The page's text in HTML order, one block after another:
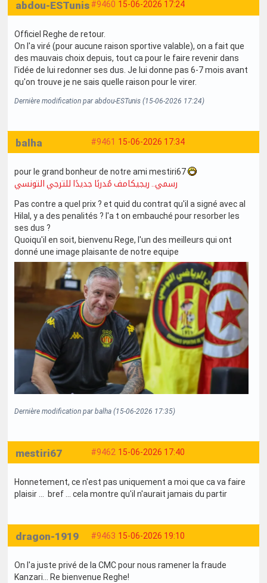
#9460 15-06-2026 17:24
abdou-ESTunis
Officiel Reghe de retour.
On l'a viré (pour aucune raison sportive valable), on a fait que
des mauvais choix depuis, tout ca pour le faire revenir dans
l'idée de lui redonner ses dus. Je lui donne pas 6-7 mois avant
qu'on trouve je ne sais quelle raison pour le virer.
Dernière modification par abdou-ESTunis (15-06-2026 17:24)
#9461 15-06-2026 17:34
balha
pour le grand bonheur de notre ami mestiri67
رسمي.. ريجيكامف مُدربًا جديدًا للترجي التونسي
Pas contre a quel prix ? et quid du contrat qu'il a signé avec al
Hilal, y a des penalités ? l'a t on embauché pour resorber les
ses dus ?
Quoiqu'il en soit, bienvenu Rege, l'un des meilleurs qui ont
donné une image plaisante de notre equipe
Dernière modification par balha (15-06-2026 17:35)
#9462 15-06-2026 17:40
mestiri67
Honnetement, ce n'est pas uniquement a moi que ca va faire
plaisir ... bref ... cela montre qu'il n'aurait jamais du partir
#9463 15-06-2026 19:10
dragon-1919
On l'a juste privé de la CMC pour nous ramener la fraude
Kanzari... Re bienvenue Reghe!